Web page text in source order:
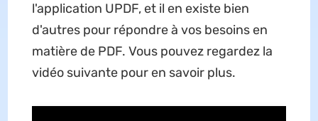
l'application UPDF, et il en existe bien
d'autres pour répondre à vos besoins en
matière de PDF. Vous pouvez regardez la
vidéo suivante pour en savoir plus.